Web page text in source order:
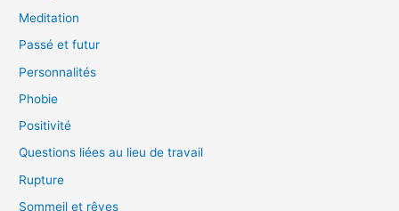
Meditation
Passé et futur
Personnalités
Phobie
Positivité
Questions liées au lieu de travail
Rupture
Sommeil et rêves